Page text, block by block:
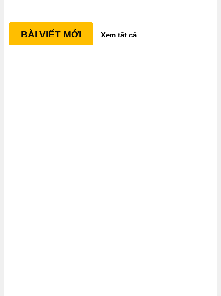
BÀI VIẾT MỚI Xem tất cả